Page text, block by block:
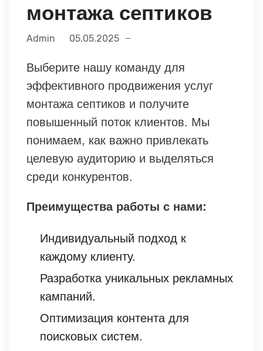
монтажа септиков
Admin 05.05.2025
Выберите нашу команду для
эффективного продвижения услуг
монтажа септиков и получите
повышенный поток клиентов. Мы
понимаем, как важно привлекать
целевую аудиторию и выделяться
среди конкурентов.
Преимущества работы с нами:
Индивидуальный подход к
каждому клиенту.
Разработка уникальных рекламных
кампаний.
Оптимизация контента для
поисковых систем.